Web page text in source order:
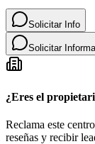
Solicitar Info
Solicitar
¿Eres el
Reclama este
reseñas y recibir